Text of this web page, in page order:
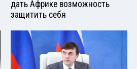
дать Африке возможность
защитить себя